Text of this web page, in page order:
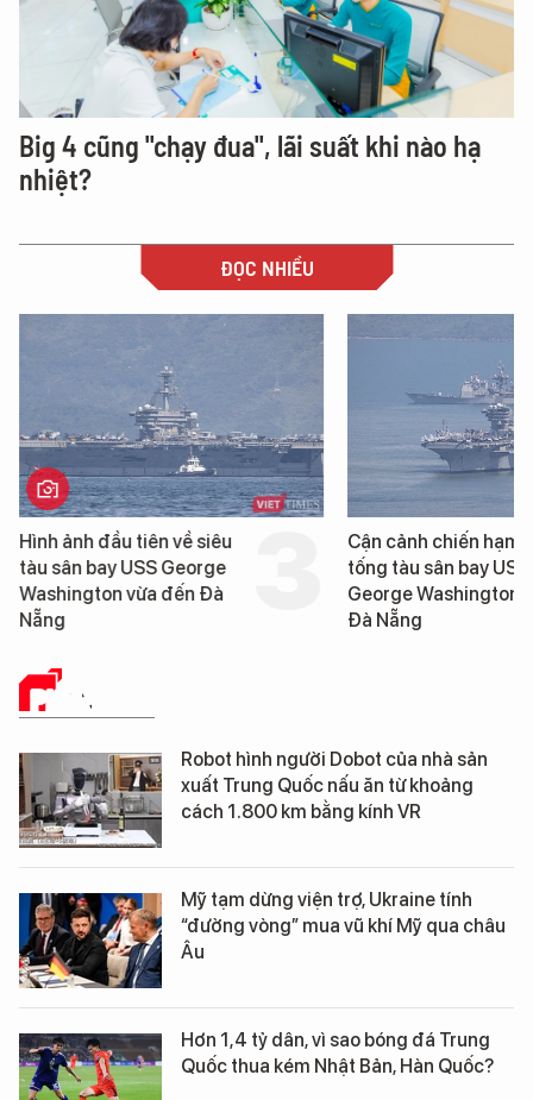
Big 4 cũng "chạy đua", lãi suất khi nào hạ
nhiệt?
ĐỌC NHIỀU
Hình ảnh đầu tiên về siêu
tàu sân bay USS George
Washington vừa đến Đà
Nẵng
Cận cảnh chiến hạm
tống tàu sân bay USS
George Washington
Đà Nẵng
PHÂN TÍCH
Robot hình người Dobot của nhà sản
xuất Trung Quốc nấu ăn từ khoảng
cách 1.800 km bằng kính VR
Mỹ tạm dừng viện trợ, Ukraine tính
“đường vòng” mua vũ khí Mỹ qua châu
Âu
Hơn 1,4 tỷ dân, vì sao bóng đá Trung
Quốc thua kém Nhật Bản, Hàn Quốc?